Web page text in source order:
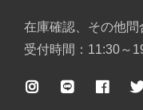
在庫確認、その他問
受付時間：11:30～